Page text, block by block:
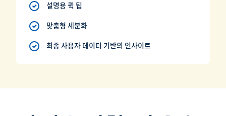
설명용 퀵 팁
맞춤형 세분화
최종 사용자 데이터 기반의 인사이트